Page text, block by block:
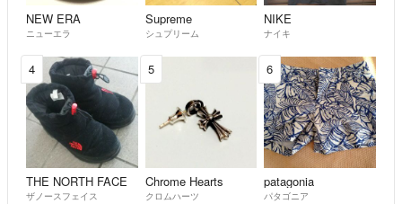
NEW ERA
ニューエラ
Supreme
シュプリーム
NIKE
ナイキ
4
THE NORTH FACE
ザノースフェイス
5
Chrome Hearts
クロムハーツ
6
patagonia
パタゴニア